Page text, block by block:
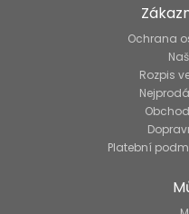
Ochrana
Rozpis
Platební